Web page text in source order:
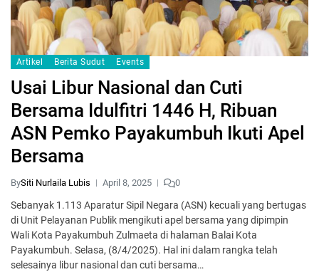
Artikel Berita Sudut Events
Usai Libur Nasional dan Cuti
Bersama Idulfitri 1446 H, Ribuan
ASN Pemko Payakumbuh Ikuti Apel
Bersama
BySiti Nurlaila Lubis April 8, 2025 0
Sebanyak 1.113 Aparatur Sipil Negara (ASN) kecuali yang bertugas
di Unit Pelayanan Publik mengikuti apel bersama yang dipimpin
Wali Kota Payakumbuh Zulmaeta di halaman Balai Kota
Payakumbuh. Selasa, (8/4/2025). Hal ini dalam rangka telah
selesainya libur nasional dan cuti bersama…